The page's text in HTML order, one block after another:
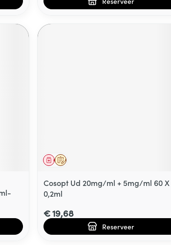
Op voorschrift
Geneesmiddel
Cosopt Ud 20mg/ml + 5mg/ml 60 X
0,2ml
€ 19,68
Reserveer